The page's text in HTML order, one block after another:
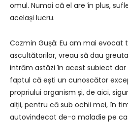
omul. Numai că el are în plus,
același lucru.
Cozmin Gușă: Eu am mai evocat
ascultătorilor, vreau să dau
intrăm astăzi în acest subiect
faptul că ești un cunoscător
propriului organism și, de aici,
alții, pentru că sub ochii mei, în
autovindecat de-o maladie pe